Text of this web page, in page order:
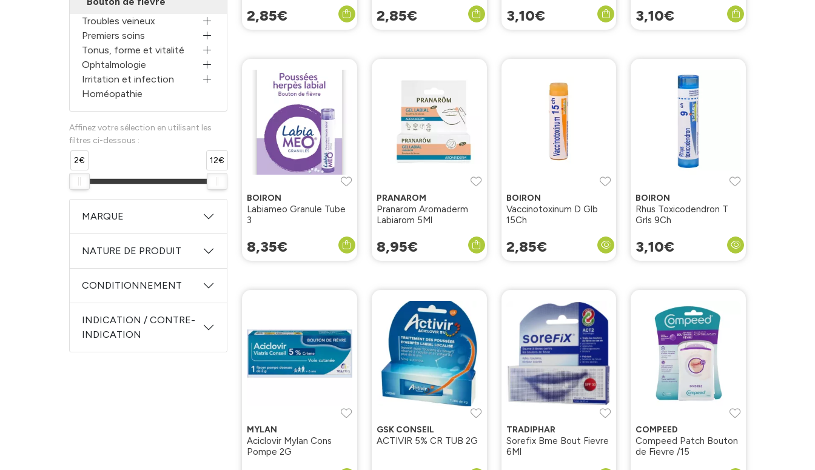
2,85€ 2,85€ 3,10€ 3,10€
BOIRON
Labiameo Granule Tube
3
8,35€
PRANAROM
Pranarom Aromaderm
Labiarom 5Ml
8,95€
BOIRON
Vaccinotoxinum D Glb
15Ch
2,85€
BOIRON
Rhus Toxicodendron T
Grls 9Ch
3,10€
MYLAN
Aciclovir Mylan Cons
Pompe 2G
GSK CONSEIL
ACTIVIR 5% CR TUB 2G
TRADIPHAR
Sorefix Bme Bout Fievre
6Ml
COMPEED
Compeed Patch Bouton
de Fievre /15
Troubles veineux
Premiers soins
Tonus, forme et vitalité
Ophtalmologie
Irritation et infection
Homéopathie
Affinez votre sélection en utilisant les
filtres ci-dessous :
2€
12€
MARQUE
NATURE DE PRODUIT
CONDITIONNEMENT
INDICATION / CONTRE-
INDICATION